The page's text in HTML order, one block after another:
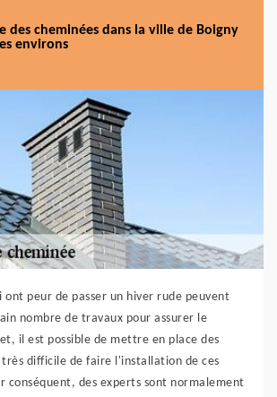
des cheminées dans la ville de Boigny
environs
ont peur de passer un hiver rude peuvent
nombre de travaux pour assurer le
il est possible de mettre en place des
difficile de faire l'installation de ces
conséquent, des experts sont normalement